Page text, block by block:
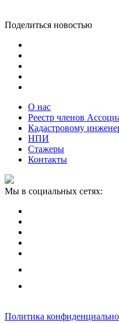
Поделиться новостью
О нас
Реестр членов
Кадастровому
НПИ
Стажеры
Контакты
Мы в социальных сетях:
Политика